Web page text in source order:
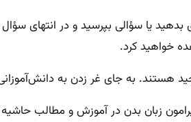
بدهید یا سؤالی بپرسید و در انتهای
خواهید کرد.
زبان بدن در آموزش و مطالب